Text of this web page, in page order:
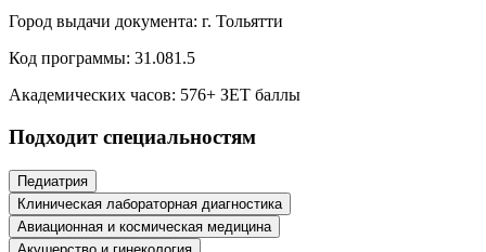
Образование и педагогические науки
Социология и социальная работа
и служащих
Психологические науки
Город выдачи документа: г. Тольятти
Код программы: 31.081.5
Академических часов: 576+ ЗЕТ баллы
Подходит специальностям
Педиатрия
Клиническая лабораторная диагностика
Авиационная и космическая медицина